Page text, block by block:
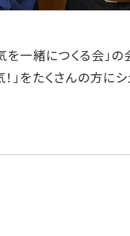
を一緒につくる会」
」をたくさんの方に